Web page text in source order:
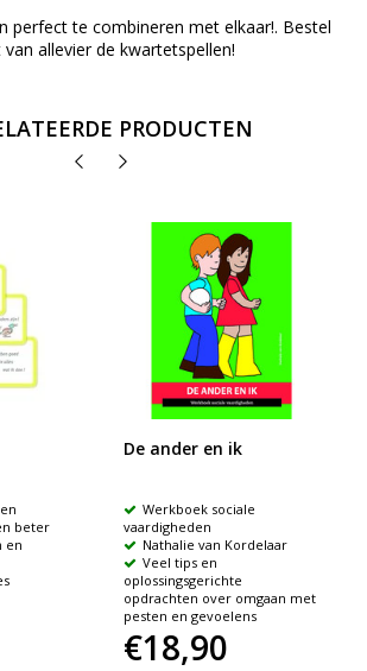
perfect te combineren met elkaar!. Bestel
allevier de kwartetspellen!
PRODUCTEN
beter
en
De ander en ik
Werkboek sociale
vaardigheden
Nathalie van Kordelaar
Veel tips en
oplossingsgerichte
opdrachten over omgaan met
pesten en gevoelens
€18,90